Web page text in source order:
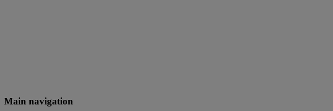
Main navigation